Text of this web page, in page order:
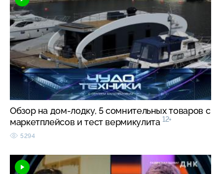
Обзор на дом-лодку, 5 сомнительных товаров с
маркетплейсов и тест вермикулита 12+
5294